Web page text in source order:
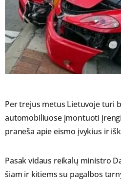
Per trejus metus Lietuvoje turi
automobiliuose įmontuoti
praneša apie eismo įvykius ir
Pasak vidaus reikalų ministro
šiam ir kitiems su pagalbos